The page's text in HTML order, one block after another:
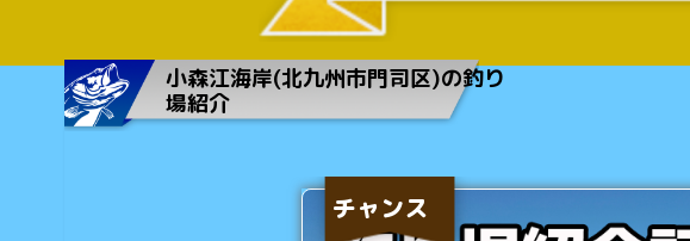
小森江海岸(北九州市門司区)の釣り
場紹介
チャンス